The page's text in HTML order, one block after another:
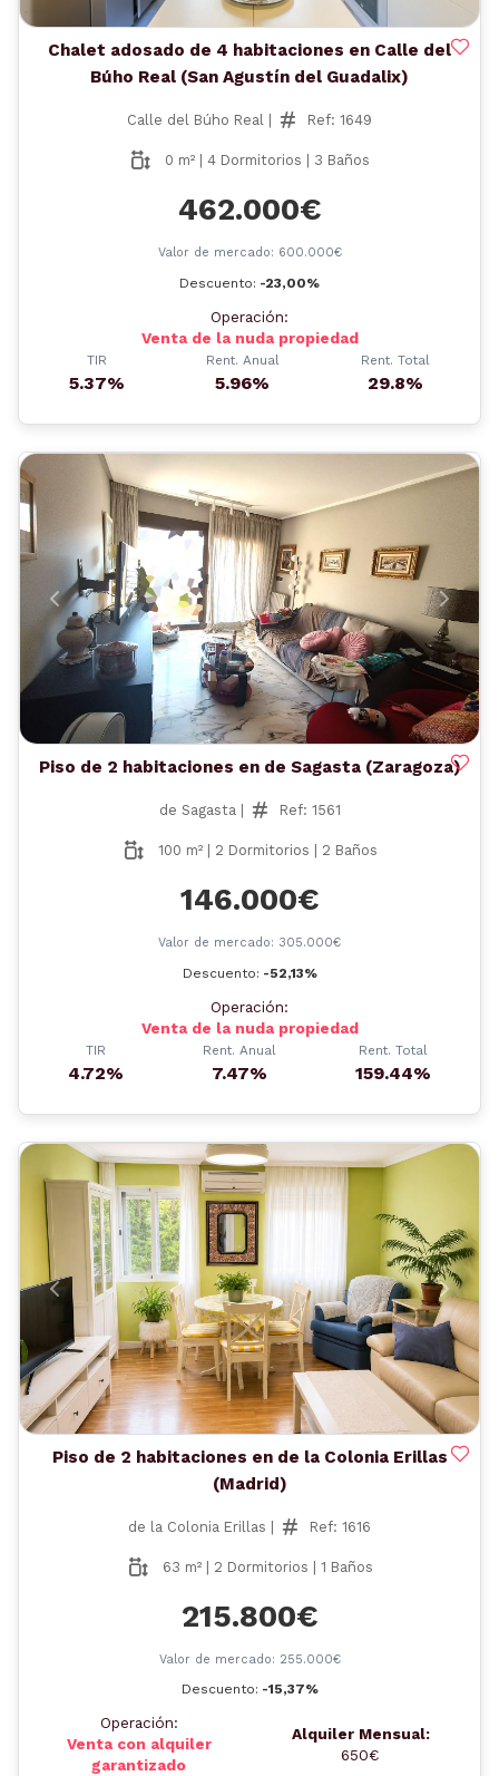
Chalet adosado de 4 habitaciones en Calle del
Búho Real (San Agustín del Guadalix)
Calle del Búho Real | Ref: 1649
0 m² | 4 Dormitorios | 3 Baños
462.000€
Valor de mercado: 600.000€
Descuento: -23,00%
Operación:
Venta de la nuda propiedad
TIR
5.37%
Rent. Anual
5.96%
Rent. Total
29.8%
Anterior
Piso de 2 habitaciones en de Sagasta (Zaragoza)
de Sagasta | Ref: 1561
100 m² | 2 Dormitorios | 2 Baños
146.000€
Valor de mercado: 305.000€
Descuento: -52,13%
Operación:
Venta de la nuda propiedad
TIR
4.72%
Rent. Anual
7.47%
Rent. Total
159.44%
Anterior
Piso de 2 habitaciones en de la Colonia Erillas
(Madrid)
de la Colonia Erillas | Ref: 1616
63 m² | 2 Dormitorios | 1 Baños
215.800€
Valor de mercado: 255.000€
Descuento: -15,37%
Operación:
Venta con alquiler
garantizado
Alquiler Mensual:
650€